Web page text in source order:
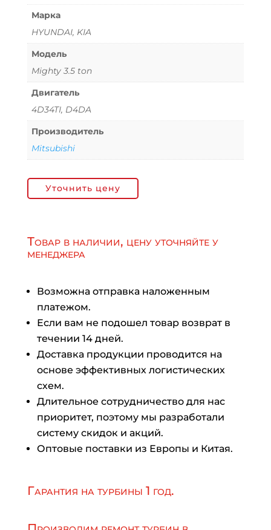
Марка
HYUNDAI, KIA
Модель
Mighty 3.5 ton
Двигатель
4D34TI, D4DA
Производитель
Mitsubishi
Уточнить цену
Товар в наличии, цену уточняйте у
менеджера
Возможна отправка наложенным
платежом.
Если вам не подошел товар возврат в
течении 14 дней.
Доставка продукции проводится на
основе эффективных логистических
схем.
Длительное сотрудничество для нас
приоритет, поэтому мы разработали
систему скидок и акций.
Оптовые поставки из Европы и Китая.
Гарантия на турбины 1 год.